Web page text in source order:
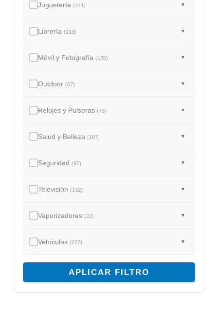
Juguetería(441) ▼
Librería(213) ▼
Móvil y Fotografía(185) ▼
Outdoor(67) ▼
Relojes y Pulseras(73) ▼
Salud y Belleza(107) ▼
Seguridad(97) ▼
Televisión(132) ▼
Vaporizadores(22) ▼
Vehículos(227) ▼
APLICAR FILTRO